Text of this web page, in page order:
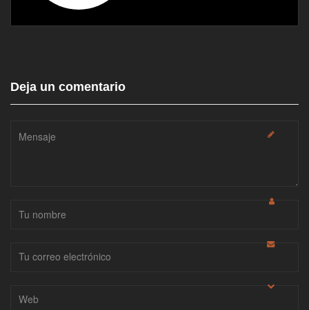
Deja un comentario